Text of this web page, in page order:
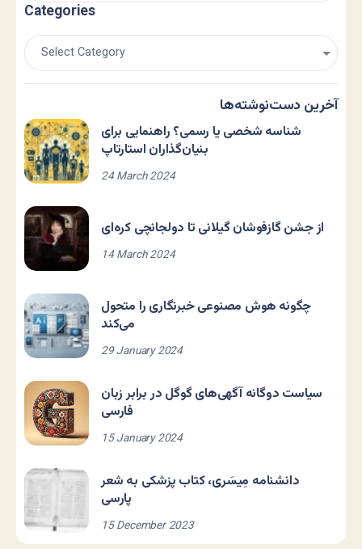
Categories
آخرین دست‌نوشته‌ها
شناسه شخصی یا رسمی؟ راهنمایی برای
بنیان‌گذاران استارتاپ
24 March 2024
از جشن گازفوشان گیلانی تا دولجانچی کره‌ای
14 March 2024
چگونه هوش مصنوعی خبرنگاری را متحول
می‌کند
29 January 2024
سیاست دوگانه آگهی‌های گوگل در برابر زبان
فارسی
15 January 2024
دانشنامه مِیسَری، کتاب پزشکی به شعر
پارسی
15 December 2023